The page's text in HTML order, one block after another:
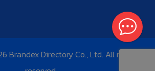
Brandex Directory Co., Ltd. All rights